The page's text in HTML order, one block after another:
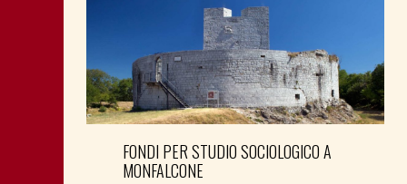
FONDI PER STUDIO SOCIOLOGICO A
MONFALCONE